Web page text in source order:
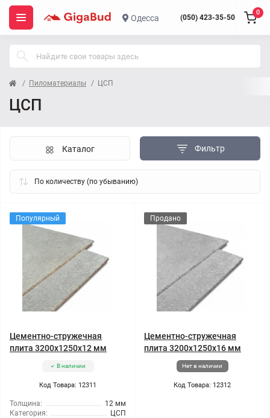
Одесса (050) 423-35-50
0
Пиломатериалы ЦСП
ЦСП
Фильтр
Каталог
Популярный
Цементно-стружечная
плита 3200x1250x12 мм
В наличии
Код Товара: 12311
Толщина:
12 мм
Категория:
ЦСП
Продано
Цементно-стружечная
плита 3200x1250x16 мм
Нет в наличии
Код Товара: 12312